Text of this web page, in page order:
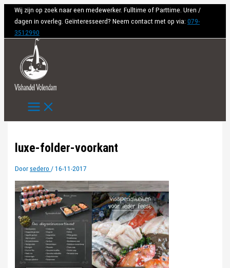
naar
Wij zijn op zoek naar een medewerker. Fulltime of Parttime. Uren /
dagen in overleg. Geïnteresseerd? Neem contact met op via: 079-
3512990
luxe-folder-voorkant
Doorsedero /16-11-2017